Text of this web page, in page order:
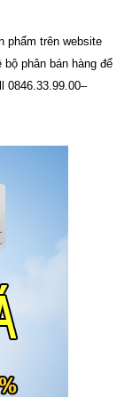
phẩm trên website
phân bán hàng để
0846.33.99.00–